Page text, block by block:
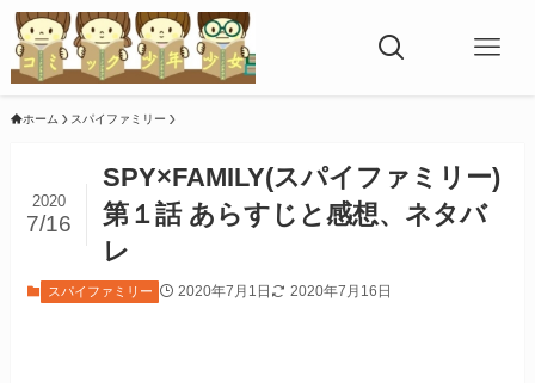
ホーム スパイファミリー
SPY×FAMILY(スパイファミリー)
第１話 あらすじと感想、ネタバ
レ
2020
7/16
スパイファミリー 2020年7月1日 2020年7月16日